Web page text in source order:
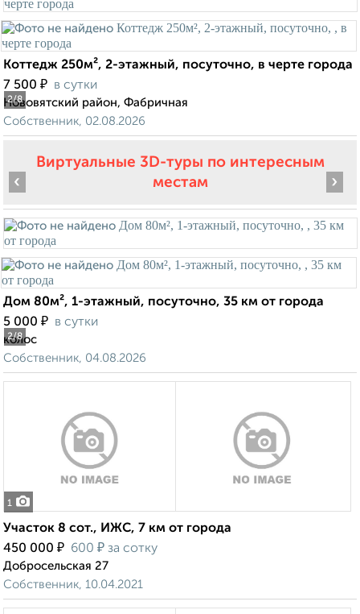
2/8
Коттедж 250м², 2-этажный, посуточно, в черте города
7 500 ₽ в сутки
Нововятский район, Фабричная
Собственник, 02.08.2026
Виртуальные 3D-туры по интересным
местам
2/8
‹ ›
Дом 80м², 1-этажный, посуточно, 35 км от города
5 000 ₽ в сутки
колос
Собственник, 04.08.2026
1
Участок 8 сот., ИЖС, 7 км от города
450 000 ₽ 600 ₽ за сотку
Добросельская 27
Собственник, 10.04.2021